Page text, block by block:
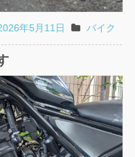
年5月11日
カ
テ
リ
バイク